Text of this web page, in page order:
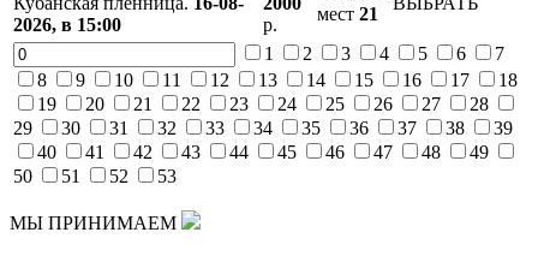
2026, в 15:00
р.
мест 21
1 2 3 4 5 6
7
8
9 10 11 12 13 14 15 16 17
18
19
20 21 22 23 24 25 26 27
28
29
30 31 32 33 34 35 36 37 38
39
40
41 42 43 44 45 46 47 48
49
50
51 52 53
МЫ ПРИНИМАЕМ